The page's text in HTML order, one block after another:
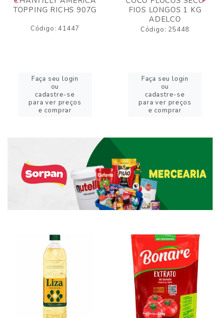
TOPPING RICHS 907G
Código: 41447
Faça seu login
ou
cadastre-se
para ver preços
e comprar
FIOS LONGOS 1 KG
ADELCO
Código: 25448
Faça seu login
ou
cadastre-se
para ver preços
e comprar